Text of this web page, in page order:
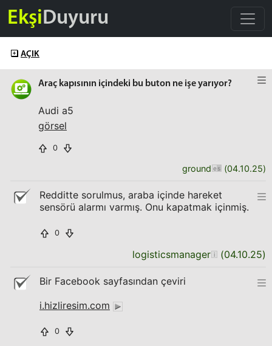
EkşiDuyuru
AÇIK
Araç kapısının içindeki bu buton ne işe yarıyor?
Audi a5
görsel
0
ground (04.10.25)
Redditte sorulmus, araba içinde hareket
sensörü alarmı varmış. Onu kapatmak içinmiş.
0
logisticsmanager (04.10.25)
Bir Facebook sayfasından çeviri
i.hizliresim.com
0